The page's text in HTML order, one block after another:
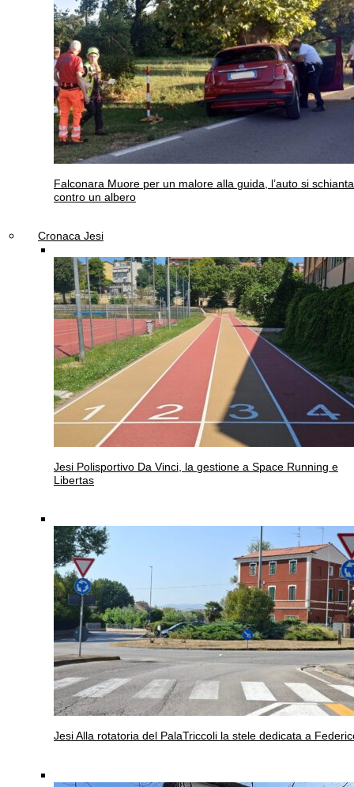
Falconara Muore per un malore alla guida, l’auto si schianta
contro un albero
Cronaca Jesi
Jesi Polisportivo Da Vinci, la gestione a Space Running e
Libertas
Jesi Alla rotatoria del PalaTriccoli la stele dedicata a